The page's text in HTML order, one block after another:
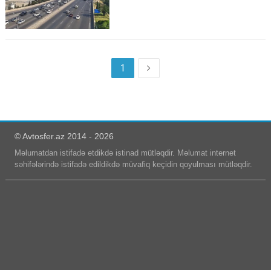
1
© Avtosfer.az 2014 - 2026
Məlumatdan istifadə etdikdə istinad mütləqdir. Məlumat internet
səhifələrində istifadə edildikdə müvafiq keçidin qoyulması mütləqdir.